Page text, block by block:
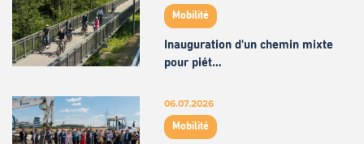
Mobilité
Inauguration d'un chemin mixte
pour piét…
06.07.2026
Mobilité